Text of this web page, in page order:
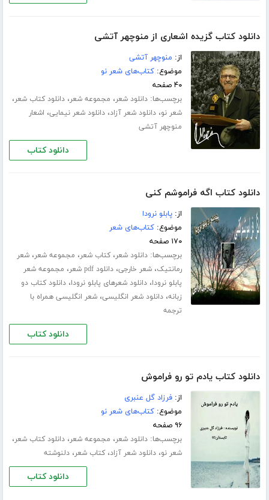
دانلود کتاب گزیده اشعاری از منوچهر آتشی
از: منوچهر آتشی
موضوع:کتاب‌های شعر نو
۴۰ صفحه
برچسب‌ها:دانلود شعر، مجموعه شعر،دانلود کتاب شعر،
شعر نو،دانلود شعر آزاد،دانلود شعر نیمایی، اشعار
منوچهر آتشی
دانلود کتاب
دانلود کتاب اگه فراموشم کنی
از:پابلو نرودا
موضوع:کتاب‌های شعر
۱۷۰ صفحه
برچسب‌ها:دانلود شعر،کتاب شعر، مجموعه شعر،شعر
رمانتیک،شعر خارجی،دانلود pdf شعر ، مجموعه شعر
پابلو نرودا،دانلود شعرهای پابلو نرودا،دانلود کتاب دو
زبانه،دانلود شعر انگلیسی،شعر انگلیسی همراه با
ترجمه
دانلود کتاب
دانلود کتاب یادم تو رو فراموش
از:فرزاد گل عنبری
موضوع:کتاب‌های شعر نو
۹۶ صفحه
برچسب‌ها:دانلود شعر، مجموعه شعر،دانلود کتاب شعر،
شعر نو،دانلود شعر آزاد،کتاب شعر،دلنوشته
دانلود کتاب